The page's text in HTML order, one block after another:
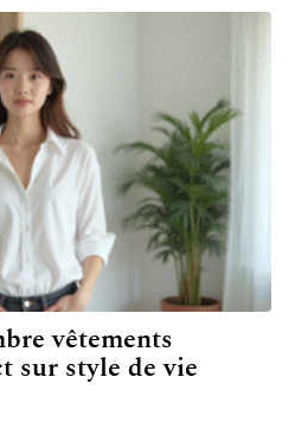
vêtements
sur style de vie